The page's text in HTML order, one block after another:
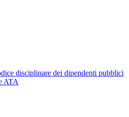
disciplinare dei dipendenti pubblici
ATA